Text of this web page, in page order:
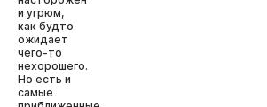
и угрюм,
как будто
ожидает
чего-то
нехорошего.
Но есть и
самые